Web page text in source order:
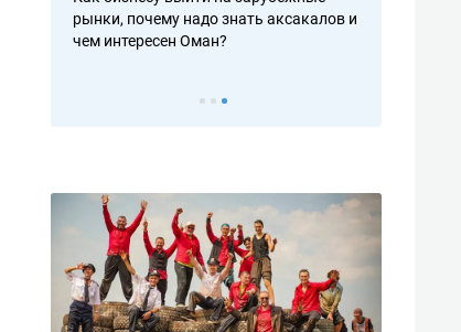
рынки, почему надо знать аксакалов и
чем интересен Оман?